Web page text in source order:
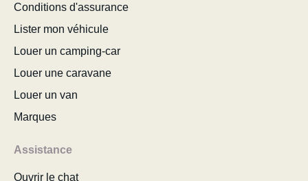
Conditions d'assurance
Lister mon véhicule
Louer un camping-car
Louer une caravane
Louer un van
Marques
Assistance
Ouvrir le chat